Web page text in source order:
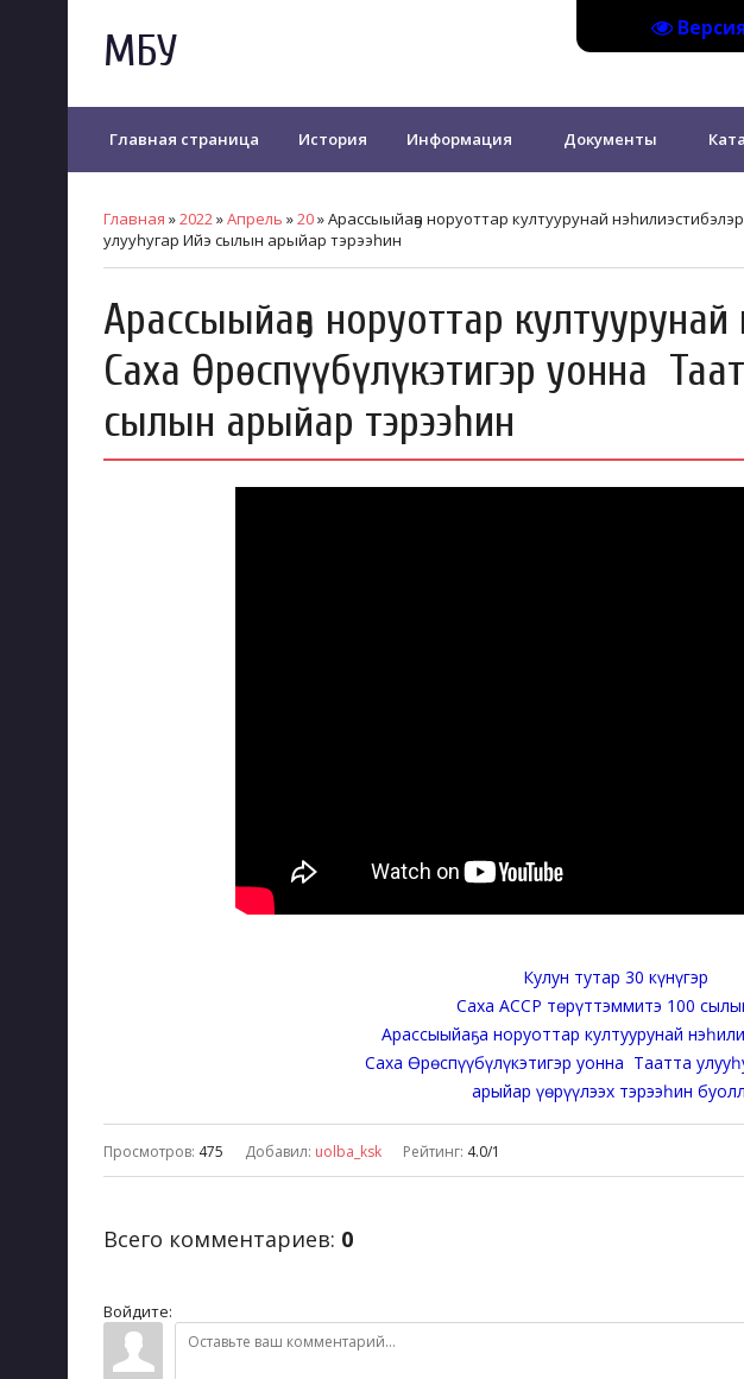
МБУ
Главная страница История Информация Документы
Главная »2022»Апрель »20» Арассыыйаҕа норуоттар култуурунай
улууһугар Ийэ сылын арыйар тэрээһин
Арассыыйаҕа норуоттар култуурунай
Саха Өрөспүүбүлүкэтигэр уонна
сылын арыйар тэрээһин
Кулун тутар 30 күнүгэр
Саха АССР төрүттэммитэ 100
Арассыыйаҕа норуоттар култуурунай
Саха Өрөспүүбүлүкэтигэр уонна Таатта
арыйар үөрүүлээх тэрээһин
Просмотров: 475 Добавил: uolba_ksk Рейтинг: 4.0/1
Всего комментариев: 0
Войдите: